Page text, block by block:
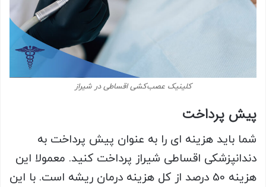
کلینیک عصب‌کشی اقساطی در شیراز
پیش پرداخت
شما باید هزینه ای را به عنوان پیش پرداخت به
دندانپزشکی اقساطی شیراز پرداخت کنید. معمولا این
هزینه 50 درصد از کل هزینه درمان ریشه است. با این